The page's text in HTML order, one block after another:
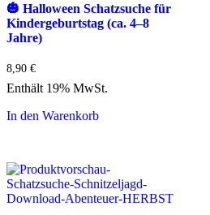
🎃 Halloween Schatzsuche für
Kindergeburtstag (ca. 4–8
Jahre)
8,90 €
Enthält 19% MwSt.
In den Warenkorb